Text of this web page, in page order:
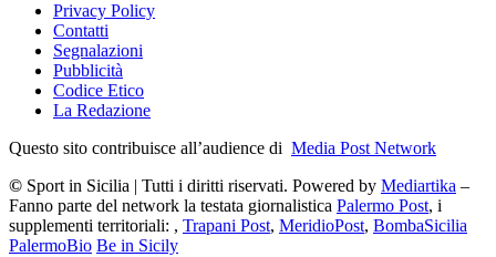
Privacy Policy
Contatti
Segnalazioni
Pubblicità
Codice Etico
La Redazione
Questo sito contribuisce all’audience di Media Post Network
© Sport in Sicilia | Tutti i diritti riservati. Powered by Mediartika –
Fanno parte del network la testata giornalistica Palermo Post, i
supplementi territoriali: , Trapani Post, MeridioPost, BombaSicilia
PalermoBio Be in Sicily